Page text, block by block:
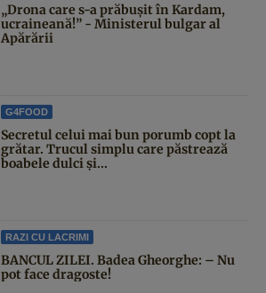
„Drona care s-a prăbușit în Kardam,
ucraineană!” - Ministerul bulgar al
Apărării
G4FOOD
Secretul celui mai bun porumb copt la
grătar. Trucul simplu care păstrează
boabele dulci și...
RAZI CU LACRIMI
BANCUL ZILEI. Badea Gheorghe: – Nu
pot face dragoste!